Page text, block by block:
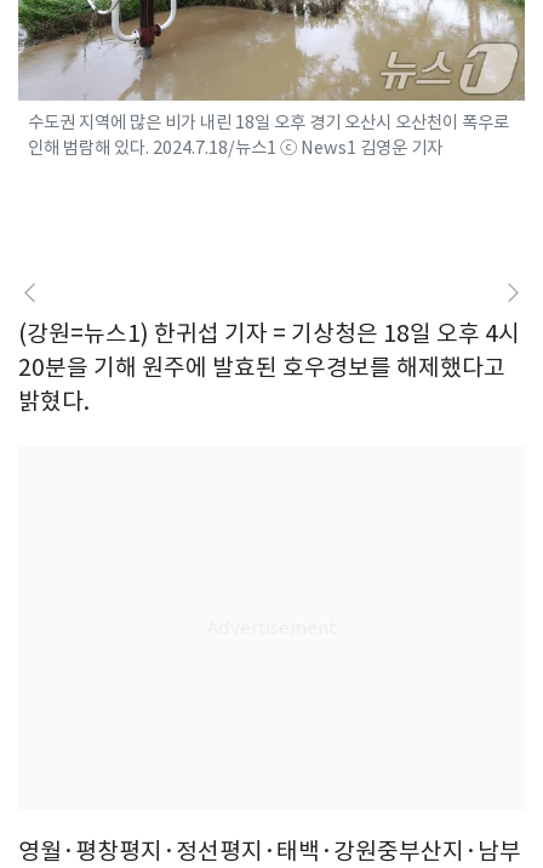
수도권 지역에 많은 비가 내린 18일 오후 경기 오산시 오산천이 폭우로
인해 범람해 있다. 2024.7.18/뉴스1 ⓒ News1 김영운 기자
(강원=뉴스1) 한귀섭 기자 = 기상청은 18일 오후 4시
20분을 기해 원주에 발효된 호우경보를 해제했다고
밝혔다.
영월·평창평지·정선평지·태백·강원중부산지·남부